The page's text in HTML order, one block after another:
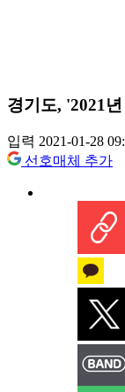
경기도, '2021
입력 2021-01-28
선호매체 추가